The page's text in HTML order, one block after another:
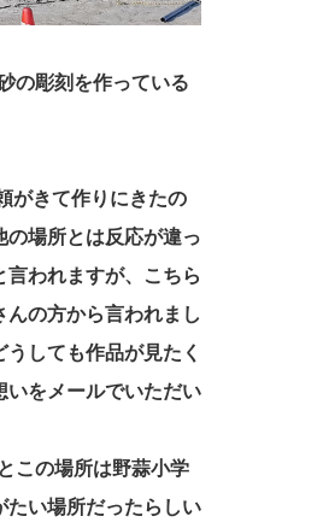
の彫刻を作っている
がきて作りにきたの
場所とは反応が違っ
われますが、こちら
の方から言われまし
しても作品が見たく
いをメールでいただい
この場所は野蒜小学
たい場所だったらしい